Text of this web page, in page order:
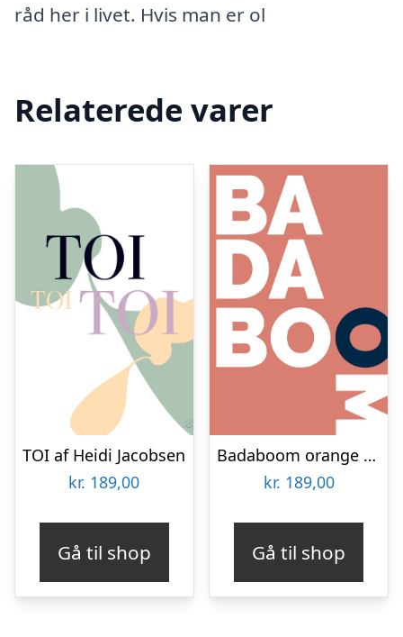
råd her i livet. Hvis man er ol
Relaterede varer
TOI af Heidi Jacobsen
kr. 189,00
Gå til shop
Badaboom orange af Rikke Axelsen
kr. 189,00
Gå til shop